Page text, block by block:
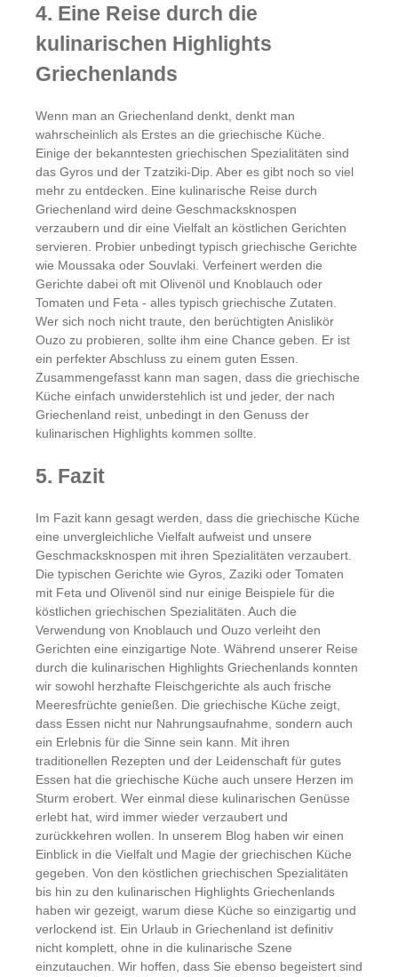
4. Eine Reise durch die
kulinarischen Highlights
Griechenlands
Wenn man an Griechenland denkt, denkt man
wahrscheinlich als Erstes an die griechische Küche.
Einige der bekanntesten griechischen Spezialitäten sind
das Gyros und der Tzatziki-Dip. Aber es gibt noch so viel
mehr zu entdecken. Eine kulinarische Reise durch
Griechenland wird deine Geschmacksknospen
verzaubern und dir eine Vielfalt an köstlichen Gerichten
servieren. Probier unbedingt typisch griechische Gerichte
wie Moussaka oder Souvlaki. Verfeinert werden die
Gerichte dabei oft mit Olivenöl und Knoblauch oder
Tomaten und Feta - alles typisch griechische Zutaten.
Wer sich noch nicht traute, den berüchtigten Anislikör
Ouzo zu probieren, sollte ihm eine Chance geben. Er ist
ein perfekter Abschluss zu einem guten Essen.
Zusammengefasst kann man sagen, dass die griechische
Küche einfach unwiderstehlich ist und jeder, der nach
Griechenland reist, unbedingt in den Genuss der
kulinarischen Highlights kommen sollte.
5. Fazit
Im Fazit kann gesagt werden, dass die griechische Küche
eine unvergleichliche Vielfalt aufweist und unsere
Geschmacksknospen mit ihren Spezialitäten verzaubert.
Die typischen Gerichte wie Gyros, Zaziki oder Tomaten
mit Feta und Olivenöl sind nur einige Beispiele für die
köstlichen griechischen Spezialitäten. Auch die
Verwendung von Knoblauch und Ouzo verleiht den
Gerichten eine einzigartige Note. Während unserer Reise
durch die kulinarischen Highlights Griechenlands konnten
wir sowohl herzhafte Fleischgerichte als auch frische
Meeresfrüchte genießen. Die griechische Küche zeigt,
dass Essen nicht nur Nahrungsaufnahme, sondern auch
ein Erlebnis für die Sinne sein kann. Mit ihren
traditionellen Rezepten und der Leidenschaft für gutes
Essen hat die griechische Küche auch unsere Herzen im
Sturm erobert. Wer einmal diese kulinarischen Genüsse
erlebt hat, wird immer wieder verzaubert und
zurückkehren wollen. In unserem Blog haben wir einen
Einblick in die Vielfalt und Magie der griechischen Küche
gegeben. Von den köstlichen griechischen Spezialitäten
bis hin zu den kulinarischen Highlights Griechenlands
haben wir gezeigt, warum diese Küche so einzigartig und
verlockend ist. Ein Urlaub in Griechenland ist definitiv
nicht komplett, ohne in die kulinarische Szene
einzutauchen. Wir hoffen, dass Sie ebenso begeistert sind